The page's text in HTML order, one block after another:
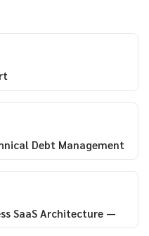
Debt Management
SaaS Architecture —